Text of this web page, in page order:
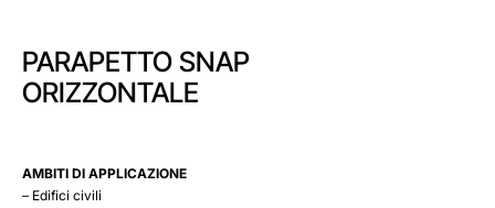
PARAPETTO SNAP
ORIZZONTALE
AMBITI DI APPLICAZIONE
– Edifici civili